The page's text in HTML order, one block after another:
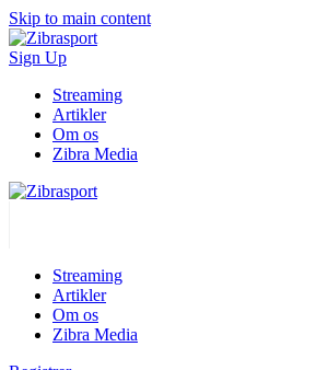
Skip to main content
Sign Up
Streaming
Artikler
Om os
Zibra Media
Streaming
Artikler
Om os
Zibra Media